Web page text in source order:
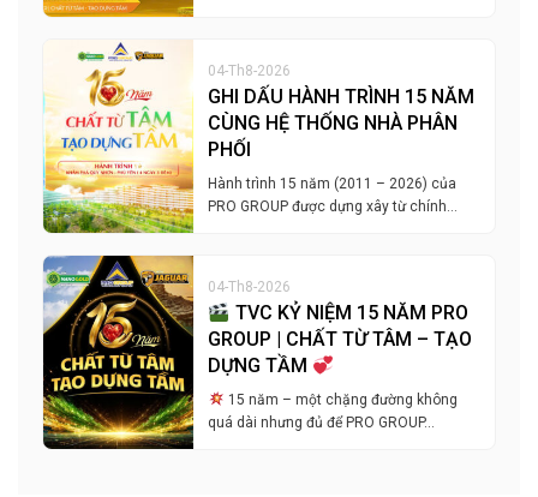
04-Th8-2026
GHI DẤU HÀNH TRÌNH 15 NĂM
CÙNG HỆ THỐNG NHÀ PHÂN
PHỐI
Hành trình 15 năm (2011 – 2026) của
PRO GROUP được dựng xây từ chính…
04-Th8-2026
TVC KỶ NIỆM 15 NĂM PRO
GROUP | CHẤT TỪ TÂM – TẠO
DỰNG TẦM
15 năm – một chặng đường không
quá dài nhưng đủ để PRO GROUP…